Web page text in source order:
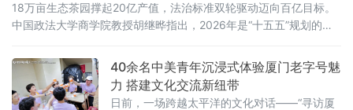
18万亩生态茶园撑起20亿产值，法治标准双轮驱动迈向百亿目标。
中国政法大学商学院教授胡继晔指出，2026年是“十五五”规划的开
（2026—2030年）》，明确到2030年全产业链规模达1.5万亿元的
目标，《扩大消费“十五五”规划》更是将茶叶列为历史经典产业；桐
柏茶产业深度契合国家
40余名中美青年沉浸式体验厦门老字号魅
力 搭建文化交流新纽带
日前，一场跨越太平洋的文化对话——“寻访厦